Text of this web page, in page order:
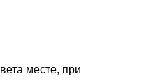
месте, при